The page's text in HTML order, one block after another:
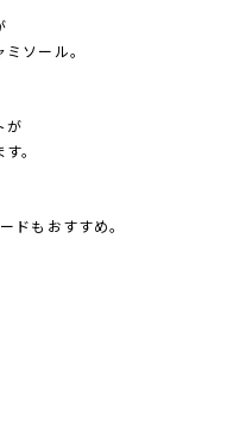
ソール。
が
。
ドもおすすめ。